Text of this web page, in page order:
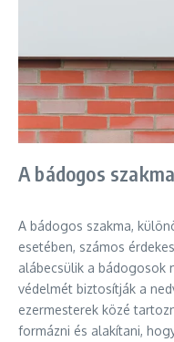
A bádogos
A bádogos szakma,
esetében, számos
alábecsülik a bádogosok
védelmét biztosítják a
ezermesterek közé
formázni és alakítani,